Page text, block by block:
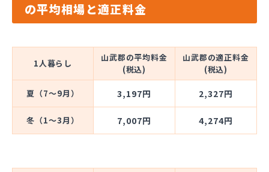
の平均相場と適正料金
1人暮らし
山武郡の平均料金
(税込)
山武郡の適正料金
(税込)
夏（7～9月） 3,197円 2,327円
冬（1～3月） 7,007円 4,274円